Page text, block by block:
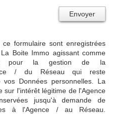
Envoyer
formulaire sont enregistrées
Boite Immo agissant comme
pour la gestion de la
/ du Réseau qui reste
Données personnelles. La
sur l'intérêt légitime de l'Agence
jusqu'à demande de
à l'Agence / au Réseau.